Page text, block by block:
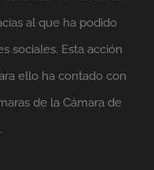
al que ha podido
sociales. Esta acción
ello ha contado con
de la Cámara de